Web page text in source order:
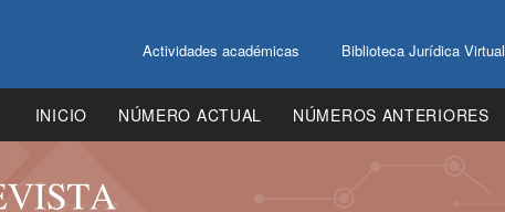
Actividades académicas Biblioteca Jurídica Virtual
INICIO NÚMERO ACTUAL NÚMEROS ANTERIORES